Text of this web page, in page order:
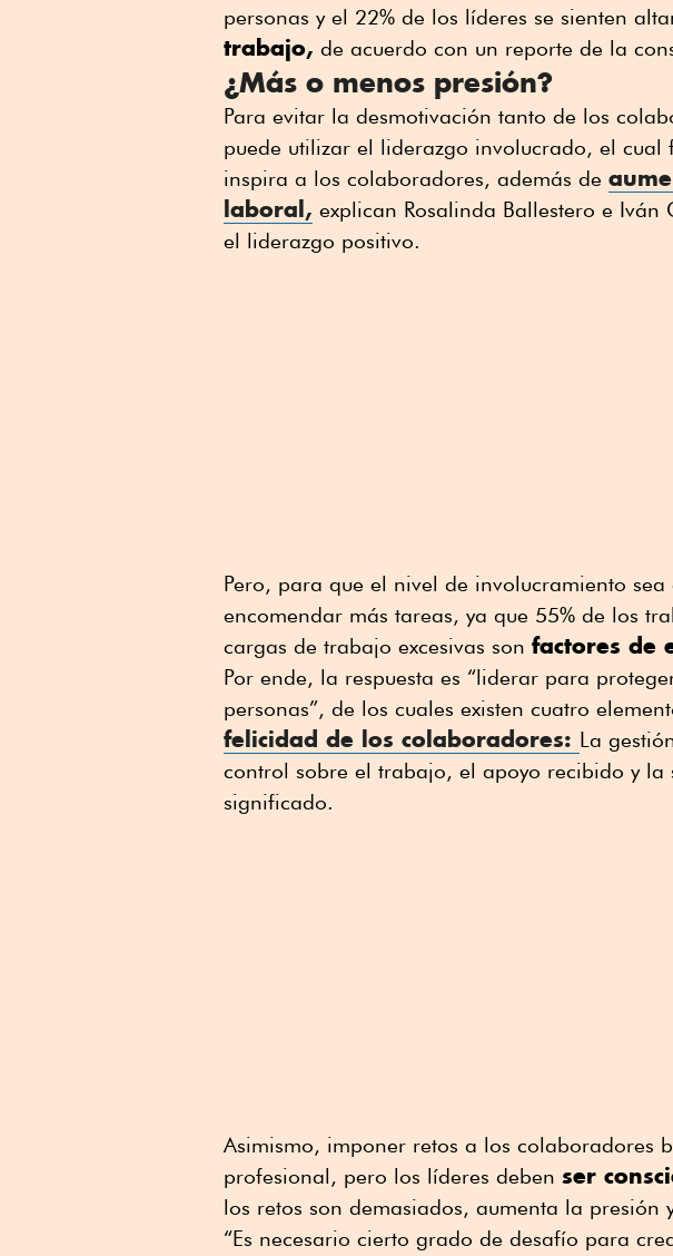
personas y el 22% de los líderes se sienten
trabajo, de acuerdo con un reporte de la
¿Más o menos presión?
Para evitar la desmotivación tanto de los
puede utilizar el liderazgo involucrado, el cual
inspira a los colaboradores, además de
laboral, explican Rosalinda Ballestero e
el liderazgo positivo.
Pero, para que el nivel de involucramiento
encomendar más tareas, ya que 55% de los
cargas de trabajo excesivas son factores de
Por ende, la respuesta es “liderar para
personas”, de los cuales existen cuatro
felicidad de los colaboradores: La
control sobre el trabajo, el apoyo recibido y la
significado.
Asimismo, imponer retos a los colaboradores
profesional, pero los líderes deben ser
los retos son demasiados, aumenta la presión
“Es necesario cierto grado de desafío para